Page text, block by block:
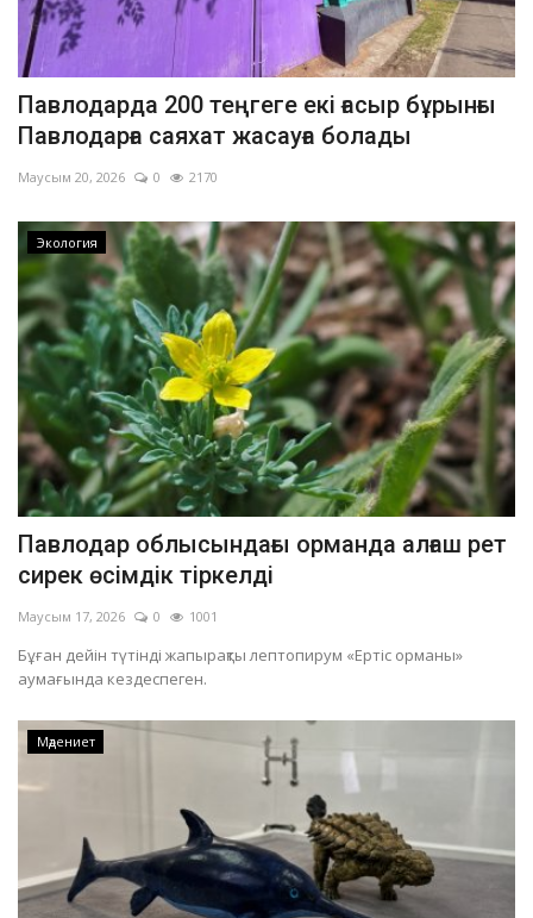
Павлодарда 200 теңгеге екі ғасыр бұрынғы
Павлодарға саяхат жасауға болады
Маусым 20, 2026 0 2170
Экология
Павлодар облысындағы орманда алғаш рет
сирек өсімдік тіркелді
Маусым 17, 2026 0 1001
Бұған дейін түтінді жапырақты лептопирум «Ертіс орманы»
аумағында кездеспеген.
Мәдениет